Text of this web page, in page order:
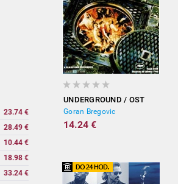
23.74 €
28.49 €
10.44 €
18.98 €
33.24 €
UNDERGROUND / OST
Goran Bregovic
14.24 €